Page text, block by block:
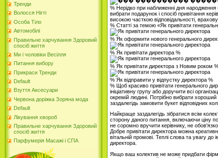
Тренди
Волосся Нігті
Особа Тіло
Автомобілі
Правильне харчування Здоровий
спосіб життя
Ми і чоловіки Весілля
Питання вибору
Прикраси Тренди
Default
Взуття Аксесуари
Червона доріжка Зоряна мода
Default
Лікування хвороб
Правильне харчування Здоровий
спосіб життя
Парфумерія Масажі і СПА
% Нерідко при наближенні дня народження
вибрати подарунок і спосіб привітання
високою часткою відповідальності,
% Статті за темою «Як привітати
% Як оформити нового генерального
% Як привітати директора %
% Як привітати директора з Новим роком
% Як відправити у відпустку директора %
% Щоб красиво привітати генерального
ініціативну групу або доручити всі
окремій людині. Потрібно вибрати
заздалегідь замовити букет відповідних
Найкраще заздалегідь зібратися всім
сторону даного питання, включаючи ціну
не соромно вручити керівнику, не
Добре привітати директора можна
вітальній промові. Теплі слова та увагу
директора.
Якщо ваш колектив не може придбати